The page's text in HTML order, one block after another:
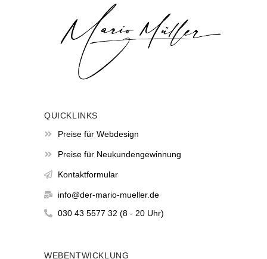
QUICKLINKS
Preise für Webdesign
Preise für Neukundengewinnung
Kontaktformular
info@der-mario-mueller.de
030 43 5577 32 (8 - 20 Uhr)
WEBENTWICKLUNG